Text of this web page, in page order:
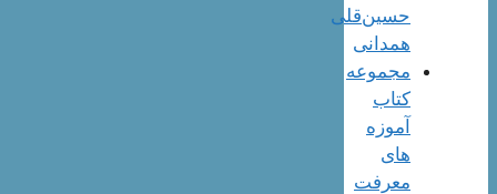
حسین‌قلی
همدانی
مجموعه
کتاب
آموزه
های
معرفت